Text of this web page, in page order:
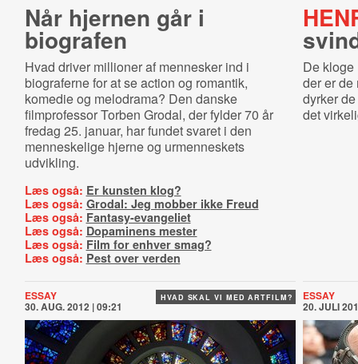
Når hjernen går i
biografen
Hvad driver millioner af mennesker ind i
biograferne for at se action og romantik,
komedie og melodrama? Den danske
filmprofessor Torben Grodal, der fylder 70 år
fredag 25. januar, har fundet svaret i den
menneskelige hjerne og urmenneskets
udvikling.
Læs også: Er kunsten klog?
Læs også: Grodal: Jeg mobber ikke Freud
Læs også: Fantasy-evangeliet
Læs også: Dopaminens mester
Læs også: Film for enhver smag?
Læs også: Pest over verden
De kloge
der er de
dyrker
det
HVAD SKAL VI MED ARTFILM?
ESSAY
30. AUG. 2012 | 09:21
ESSAY
20. JULI